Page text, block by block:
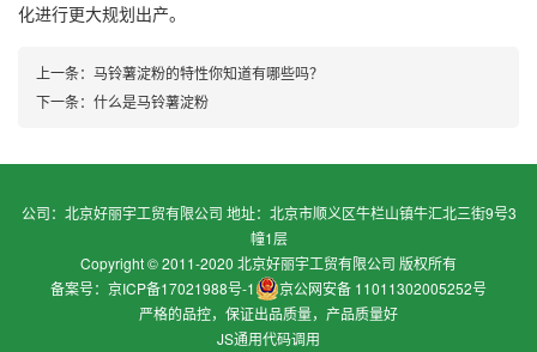
化进行更大规划出产。
上一条： 马铃薯淀粉的特性你知道有哪些吗？
下一条： 什么是马铃薯淀粉
公司：北京好丽宇工贸有限公司 地址：北京市顺义区牛栏山镇牛汇北三街9号3
幢1层
Copyright © 2011-2020 北京好丽宇工贸有限公司 版权所有
备案号：京ICP备17021988号-1
京公网安备 11011302005252号
严格的品控，保证出品质量，产品质量好
JS通用代码调用